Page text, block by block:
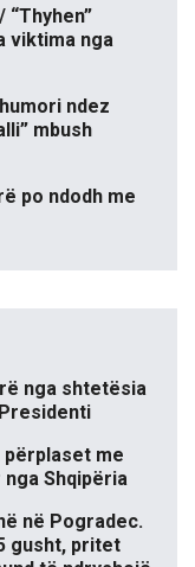
viktima nga
ndez
mbush
po ndodh me
nga shtetësia
me
Shqipëria
në Pogradec.
gusht, pritet